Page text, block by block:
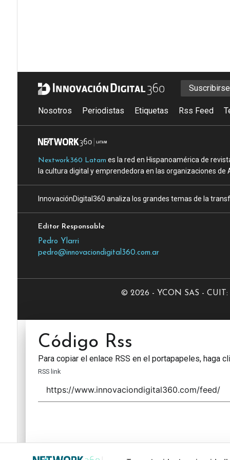
Nosotros Periodistas Etiquetas Rss Feed
Nextwork360 Latam es la red en Hispanoamérica de
la cultura digital y emprendedora en las organizaciones de
InnovaciónDigital360 analiza los grandes temas de la
Editor Responsable
Pedro Ylarri
pedro@innovaciondigital360.com.ar
© 2026 - YCON SAS -
Código Rss
Para copiar el enlace RSS en el portapapeles, haga
RSS link